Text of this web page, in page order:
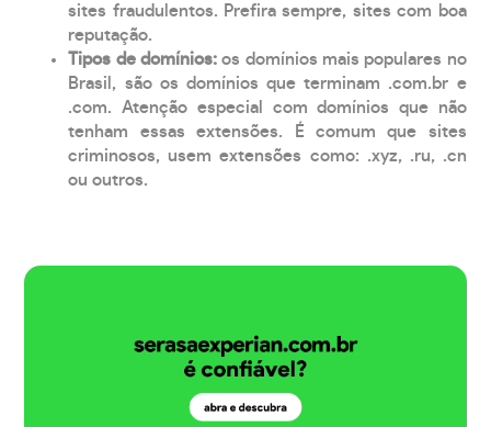
sites fraudulentos. Prefira sempre, sites com boa
reputação.
Tipos de domínios:os domínios mais populares no
Brasil, são os domínios que terminam .com.br e
.com. Atenção especial com domínios que não
tenham essas extensões. É comum que sites
criminosos, usem extensões como: .xyz, .ru, .cn
ou outros.